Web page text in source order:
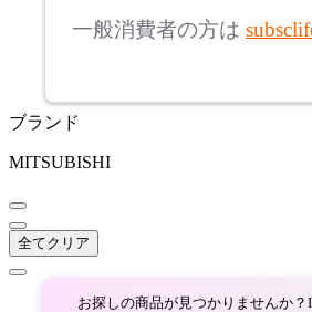
アイコ
アイネクス
~
座面高
一般消費者の方は
ブランド
MITSUBISHI
全てクリア
お探しの商品が見つかりませんか